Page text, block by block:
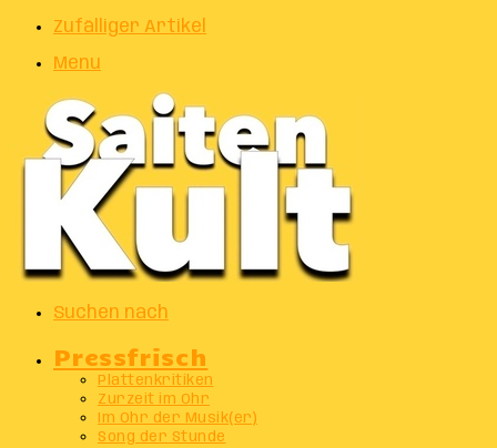
Zufälliger Artikel
Menu
Suchen nach
Pressfrisch
Plattenkritiken
Zurzeit im Ohr
Im Ohr der Musik(er)
Song der Stunde